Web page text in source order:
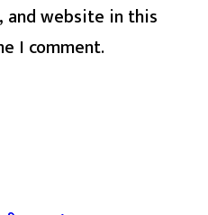
and website in this
I comment.